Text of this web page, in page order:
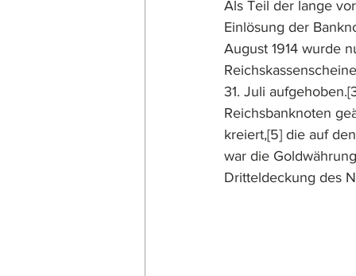
Als Teil der lange
Einlösung der
August 1914 wurde
31. Juli aufgehoben.
Reichsbanknoten
kreiert,[5] die auf
war die
Dritteldeckung des